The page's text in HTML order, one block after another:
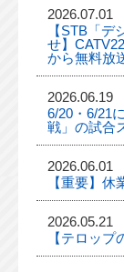
2026.07.01
【STB「
せ】
から無料放
2026.06.19
6/20・6/21
戦」の試合
2026.06.01
【重要】休
2026.05.21
【テロップ